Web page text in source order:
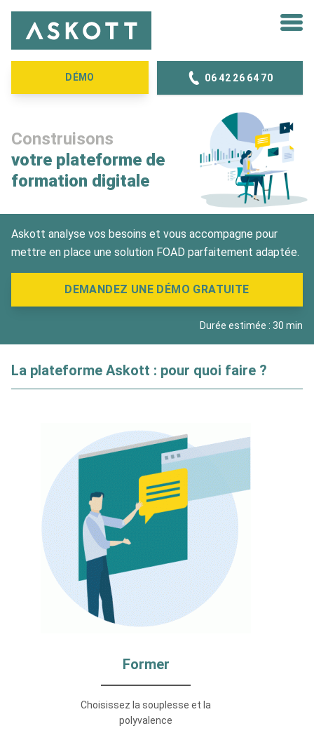
Skip to content
DÉMO 06 42 26 64 70
Construisons
votre plateforme de
formation digitale
Askott analyse vos besoins et vous accompagne pour
mettre en place une solution FOAD parfaitement adaptée.
DEMANDEZ UNE DÉMO GRATUITE
Durée estimée : 30 min
La plateforme Askott : pour quoi faire ?
Former
Choisissez la souplesse et la
polyvalence